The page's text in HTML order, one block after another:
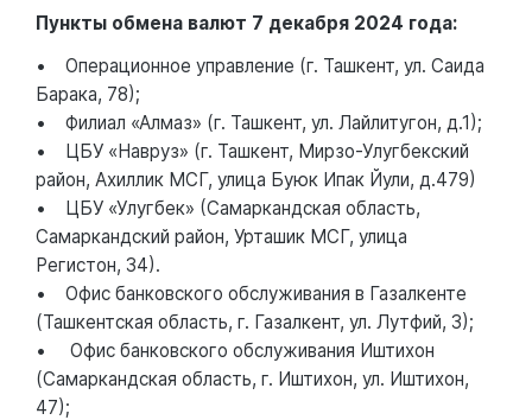
Пункты обмена валют 7 декабря 2024 года:
• Операционное управление (г. Ташкент, ул. Саида
Барака, 78);
• Филиал «Алмаз» (г. Ташкент, ул. Лайлитугон, д.1);
• ЦБУ «Навруз» (г. Ташкент, Мирзо-Улугбекский
район, Ахиллик МСГ, улица Буюк Ипак Йули, д.479)
• ЦБУ «Улугбек» (Самаркандская область,
Самаркандский район, Урташик МСГ, улица
Регистон, 34).
• Офис банковского обслуживания в Газалкенте
(Ташкентская область, г. Газалкент, ул. Лутфий, 3);
• Офис банковского обслуживания Иштихон
(Самаркандская область, г. Иштихон, ул. Иштихон,
47);